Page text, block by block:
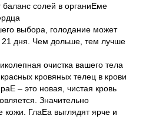
солей в органиЕме
выбора, голодание может
21 дня. Чем дольше, тем лучше
очистка вашего тела
кровяных телец в крови
– это новая, чистая кровь
Значительно
кожи. ГлаЕа выглядят ярче и